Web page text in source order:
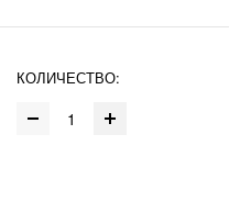
КОЛИЧЕСТВО: